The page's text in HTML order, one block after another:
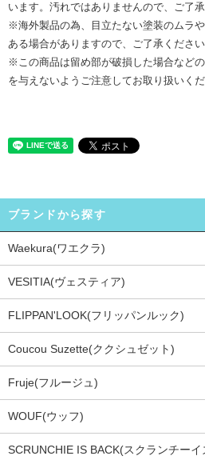
います。汚れではありませんので、ご了承
※海外製品の為、目立たない塗装のムラ
ある場合がありますので、ご了承ください
※この商品は留め部が破損した場合など
を与えないようご注意してお取り扱いくだ
ブランドから探す
Waekura(ワエクラ)
VESITIA(ヴェスティア)
FLIPPAN'LOOK(フリッパンルック)
Coucou Suzette(ククシュゼット)
Fruje(フルージュ)
WOUF(ウッフ)
SCRUNCHIE IS BACK(スクランチーイ